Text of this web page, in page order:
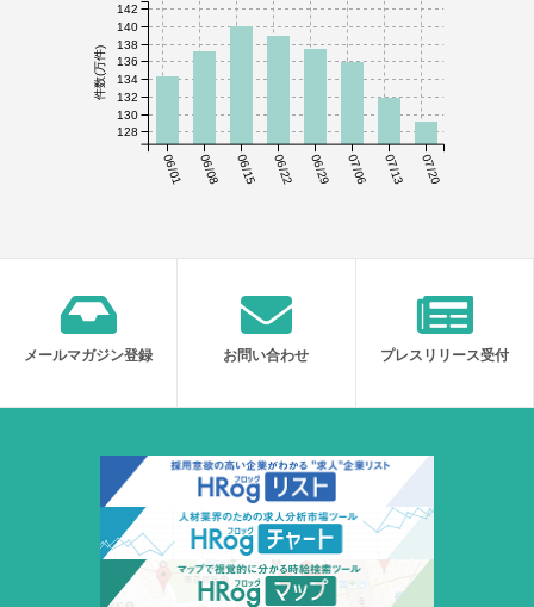
06/01 06/08 06/15 06/22 06/29 07/06 07/13 07/20
件数(万件)
128
130
132
134
136
138
140
142
メールマガジン登録 お問い合わせ プレスリリース受付